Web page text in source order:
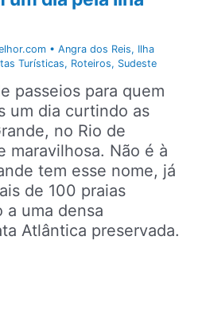
•Angra dos Reis, Ilha
Turísticas, Roteiros, Sudeste
passeios para quem
um dia curtindo as
no Rio de
maravilhosa. Não é à
tem esse nome, já
de 100 praias
a uma densa
Atlântica preservada.